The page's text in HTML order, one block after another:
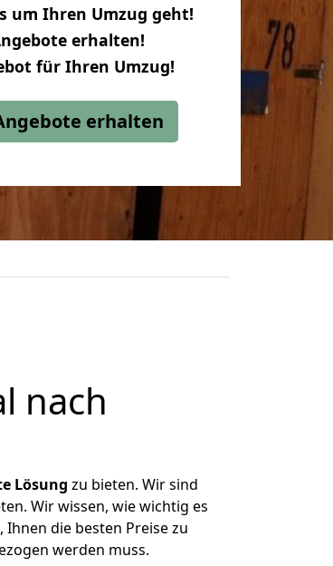
um Ihren Umzug geht!
erhalten!
für Ihren Umzug!
erhalten
nach
Lösung zu bieten. Wir sind
Wir wissen, wie wichtig es
die besten Preise zu
werden muss.